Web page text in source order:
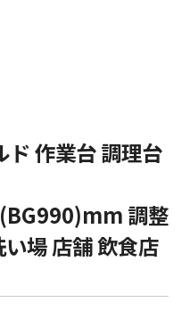
ド 作業台 調理台
調整
場 店舗 飲食店